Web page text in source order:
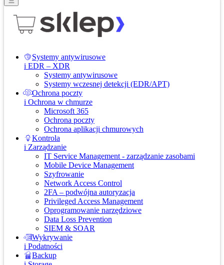
Systemy antywirusowe
i EDR – XDR
Systemy antywirusowe
Systemy wczesnej detekcji (EDR/APT)
Ochrona poczty
i Ochrona w chmurze
Microsoft 365
Ochrona poczty
Ochrona aplikacji chmurowych
Kontrola
i Zarządzanie
IT Service Management - zarządzanie zasobami
Mobile Device Management
Szyfrowanie
Network Access Control
2FA – podwójna autoryzacja
Privileged Access Management
Oprogramowanie narzędziowe
Data Loss Prevention
SIEM & SOAR
Wykrywanie
i Podatności
Backup